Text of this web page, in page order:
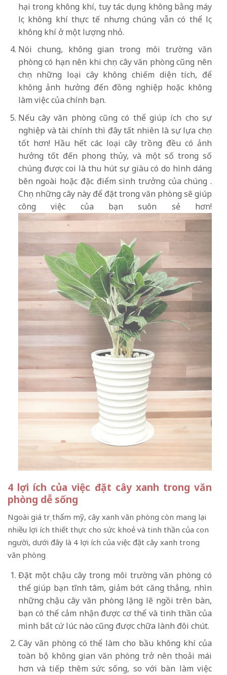
hại trong không khí, tuy tác dụng không bằng máy
lọc không khí thực tế nhưng chúng vẫn có thể lọc
không khí ở một lượng nhỏ.
Nói chung, không gian trong môi trường văn
phòng có hạn nên khi chọn cây văn phòng cũng nên
chọn những loại cây không chiếm diện tích, để
không ảnh hưởng đến đồng nghiệp hoặc không
làm việc của chính bạn.
Nếu cây văn phòng cũng có thể giúp ích cho sự
nghiệp và tài chính thì đây tất nhiên là sự lựa chọn
tốt hơn! Hầu hết các loại cây trồng đều có ảnh
hưởng tốt đến phong thủy, và một số trong số
chúng được coi là thu hút sự giàu có do hình dáng
bên ngoài hoặc đặc điểm sinh trưởng của chúng .
Chọn những cây này để đặt trong văn phòng sẽ giúp
công việc của bạn suôn sẻ hơn!
4 lợi ích của việc đặt cây xanh trong văn
phòng dễ sống
Ngoài giá trị thẩm mỹ, cây xanh văn phòng còn mang lại
nhiều lợi ích thiết thực cho sức khoẻ và tinh thần của con
người, dưới đây là 4 lợi ích của việc đặt cây xanh trong
văn phòng
Đặt một chậu cây trong môi trường văn phòng có
thể giúp bạn tĩnh tâm, giảm bớt căng thẳng, nhìn
những chậu cây văn phòng lặng lẽ ngồi trên bàn,
bạn có thể cảm nhận được cơ thể và tinh thần của
mình bất cứ lúc nào cũng được chữa lành đôi chút.
Cây văn phòng có thể làm cho bầu không khí của
toàn bộ không gian văn phòng trở nên thoải mái
hơn và tiếp thêm sức sống, so với bàn làm việc